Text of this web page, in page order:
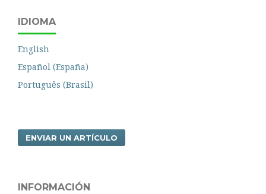
IDIOMA
English
Español (España)
Português (Brasil)
ENVIAR UN ARTÍCULO
INFORMACIÓN